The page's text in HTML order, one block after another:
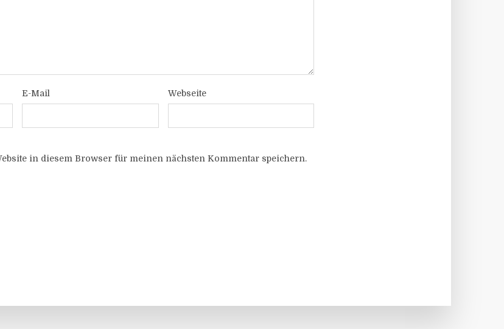
E-Mail Webseite
in diesem Browser für meinen nächsten Kommentar speichern.